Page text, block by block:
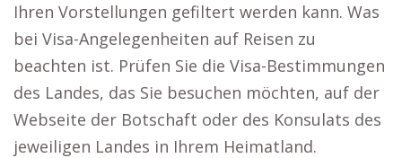
Ihren Vorstellungen gefiltert werden kann. Was
bei Visa-Angelegenheiten auf Reisen zu
beachten ist. Prüfen Sie die Visa-Bestimmungen
des Landes, das Sie besuchen möchten, auf der
Webseite der Botschaft oder des Konsulats des
jeweiligen Landes in Ihrem Heimatland.